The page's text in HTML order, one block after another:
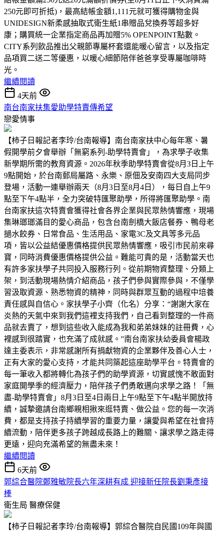
250元即可折抵)，最高結帳金額1,111元就可獲得購物金與
UNIDESIGN新柔感抽取式衛生紙1串贈品兌換券等超多好
康；購買統一企業指定商品再加贈5% OPENPOINT點數。
CITY系列飲品推出父親節專屬杯套還能暖心留言，以及指定
品項買二送二等優惠，以暖心細節陪伴爸爸享受專屬咖啡時
光。
繼續閱讀
4天前
南台南家扶集愛助學特賣傳希望
戀愛情事
【柿子日報記者李玲/台南報導】南台南家扶中心每年寒、暑
假開學前夕會舉辦「無窮系列-助學特賣會」，為求學子收集
新學期所需的教育資源。2026年秋季助學特賣會從8月3日上午
9點開始，於台南郵局屬路、永樂、原佃及安南四大支局同步
登場，活動一連舉辦兩天（8月3日至8月4日），每日自上午9
點至下午4點半，全力突破特匯聚助學，所得將匯聚助學。南
台南家扶這次特賣會獲得社會各界企業與民眾熱情響應，現場
集琳瑯瑯滿目的愛心商品，包含台南劍橋大飯店餐券、鴨母老
撾水餃券、日常食品、生活用品、家電3C及文具等多元品
項，皆以公益結優惠價格提供民眾熱情響應，吸引市民前來尋
寶，同時消費優惠價格提供公益。難能可貴的是，活動當天也
有許多家扶學子共同投入服務行列。從前期物資整理、分類上
架，到活動現場熱情介紹商品，孩子們參與實際參與，不僅學
習汲取資源、熟悉物資的精神，同時與群眾互動的過程中培養
責任感與自信心。家扶學子小齊（化名）分享：“謝謝大家在
炎熱的天氣中來到我們這裡支持我們，自己看到整理的一件商
品就去賣了，想到這些收入能成為我和弟弟妹妹的註冊費，心
裡感到很踏實，也充滿了成就感。”南台南家扶幼委員會楊政
達主委表示，非常感謝所有捐獻物資的企業夥伴及善心人士，
正有大家的愛心支持，才能共同築起這座助學平台。特賣會的
每一筆收入都將轉化為孩子們的助學資源，切實感愧不敢面對
家庭開學季的經濟壓力，陪伴孩子們勇敢邁向求學之路！「無
盡-助學特賣會」8月3日至4日兩日上午9點至下午4點半開放持
續，誠摯邀請台南鄉親相揪來逛特賣、做公益。您的每一次消
費，都是支持孩子持續學習的重要力量，讓愛與希望在社會持
續流動，陪伴更多孩子跨越成長路上的難關、讓求學之路走得
更遠，迎向充滿希望的無盡未來！
繼續閱讀
6天前
郭綜合醫院鄭雅敏院長六年深耕有成 迎接新任院長劉秉彥接
棒
衛生局 醫療保健
【柿子日報記者李玲/台南報導】郭綜合醫院自民國109年與國